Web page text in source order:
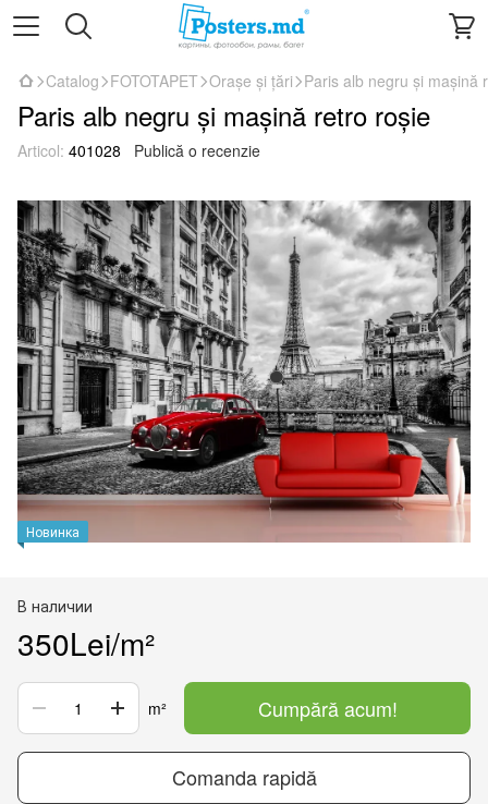
Catalog FOTOTAPET Orașe și țări Paris alb negru și mașină
Paris alb negru și mașină retro roșie
Articol: 401028 Publică o recenzie
Новинка
В наличии
350Lei/m²
m² Cumpără acum!
Comanda rapidă